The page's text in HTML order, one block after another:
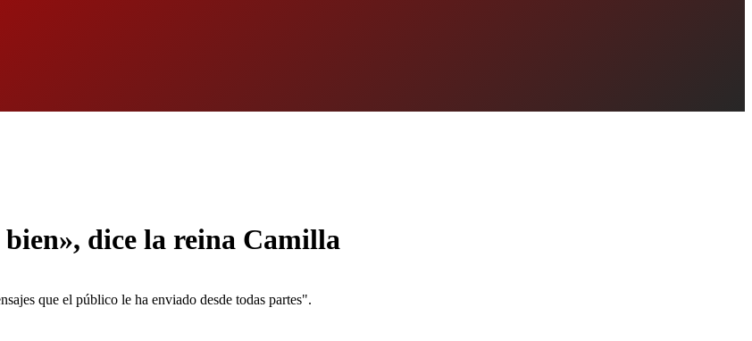
dice la reina Camilla
que el público le ha enviado desde todas partes".